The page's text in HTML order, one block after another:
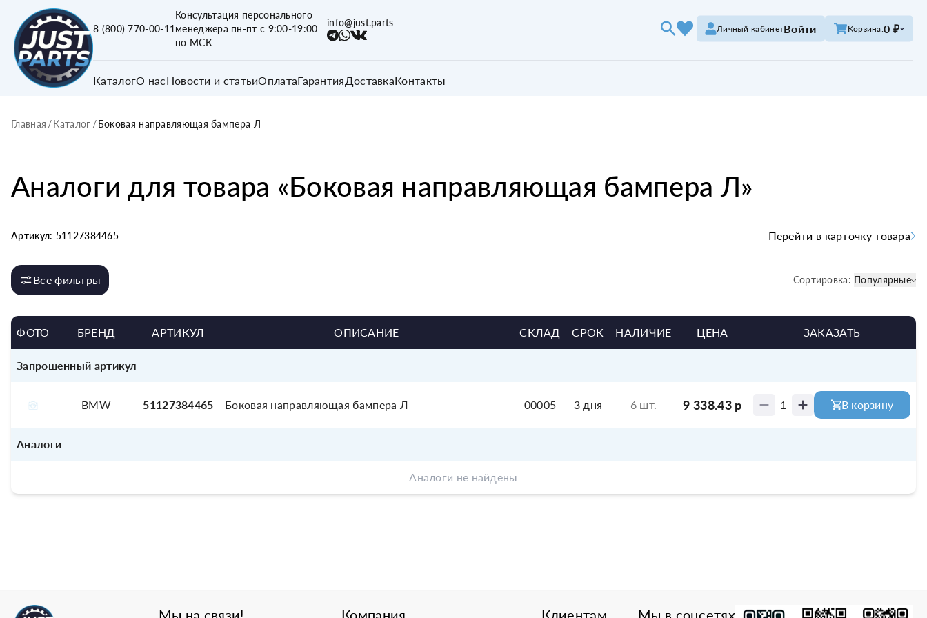
8 (800) 770-00-11
Консультация персонального
менеджера пн-пт с 9:00-19:00
по МСК
info@just.parts Личный кабинетВойти Корзина:0 ₽
КаталогО насНовости и статьиОплатаГарантия ДоставкаКонтакты
Главная /Каталог /Боковая направляющая бампера Л
Аналоги для товара «Боковая направляющая бампера Л»
Артикул: 51127384465 Перейти в карточку товара
Все фильтры Сортировка: Популярные
ФОТО БРЕНД АРТИКУЛ ОПИСАНИЕ СКЛАД СРОК НАЛИЧИЕ ЦЕНА ЗАКАЗАТЬ
Запрошенный артикул
BMW 51127384465 Боковая направляющая бампера Л 00005 3 дня 6 шт. 9 338.43р 1 В корзину
Аналоги
Аналоги не найдены
Мы на связи! Компания Клиентам Мы в соцсетях